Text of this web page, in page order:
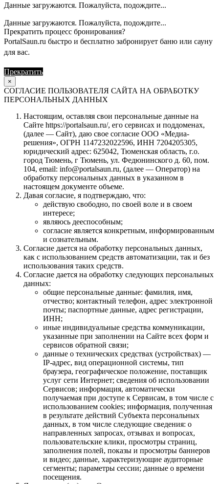
Данные загружаются. Пожалуйста, подождите...
Данные загружаются. Пожалуйста, подождите...
Прекратить процесс бронирования?
PortalSaun.ru быстро и бесплатно забронирует баню или сауну
для вас.
Прекратить
×
СОГЛАСИЕ ПОЛЬЗОВАТЕЛЯ САЙТА НА ОБРАБОТКУ
ПЕРСОНАЛЬНЫХ ДАННЫХ
Настоящим, оставляя свои персональные данные на
Сайте https://portalsaun.ru/, его сервисах и поддоменах,
(далее — Сайт), даю свое согласие ООО «Медиа-
решения», ОГРН 1147232022596, ИНН 7204205305,
юридический адрес: 625042, Тюменская область, г.о.
город Тюмень, г Тюмень, ул. Федюнинского д. 60, пом.
104, email: info@portalsaun.ru, (далее — Оператор) на
обработку персональных данных в указанном в
настоящем документе объеме.
Давая согласие, я подтверждаю, что:
действую свободно, по своей воле и в своем
интересе;
являюсь дееспособным;
согласие является конкретным, информированным
и сознательным.
Согласие дается на обработку персональных данных,
как с использованием средств автоматизации, так и без
использования таких средств.
Согласие дается на обработку следующих персональных
данных:
общие персональные данные: фамилия, имя,
отчество; контактный телефон, адрес электронной
почты; паспортные данные, адрес регистрации,
ИНН;
иные индивидуальные средства коммуникации,
указанные при заполнении на Сайте всех форм и
сервисов обратной связи;
данные о технических средствах (устройствах) —
IP-адрес, вид операционной системы, тип
браузера, географическое положение, поставщик
услуг сети Интернет; сведения об использовании
Сервисов; информация, автоматически
получаемая при доступе к Сервисам, в том числе с
использованием cookies; информация, полученная
в результате действий Субъекта персональных
данных, в том числе следующие сведения: о
направленных запросах, отзывах и вопросах,
пользовательские клики, просмотры страниц,
заполнения полей, показы и просмотры баннеров
и видео; данные, характеризующие аудиторные
сегменты; параметры сессии; данные о времени
посещения.